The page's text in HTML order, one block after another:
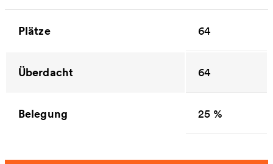
Plätze 64
Überdacht 64
Belegung 25 %